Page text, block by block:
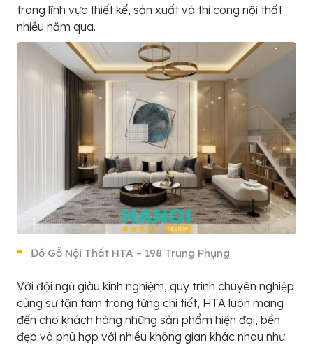
trong lĩnh vực thiết kế, sản xuất và thi công nội thất
nhiều năm qua.
Đồ Gỗ Nội Thất HTA – 198 Trung Phụng
Với đội ngũ giàu kinh nghiệm, quy trình chuyên nghiệp
cùng sự tận tâm trong từng chi tiết, HTA luôn mang
đến cho khách hàng những sản phẩm hiện đại, bền
đẹp và phù hợp với nhiều không gian khác nhau như